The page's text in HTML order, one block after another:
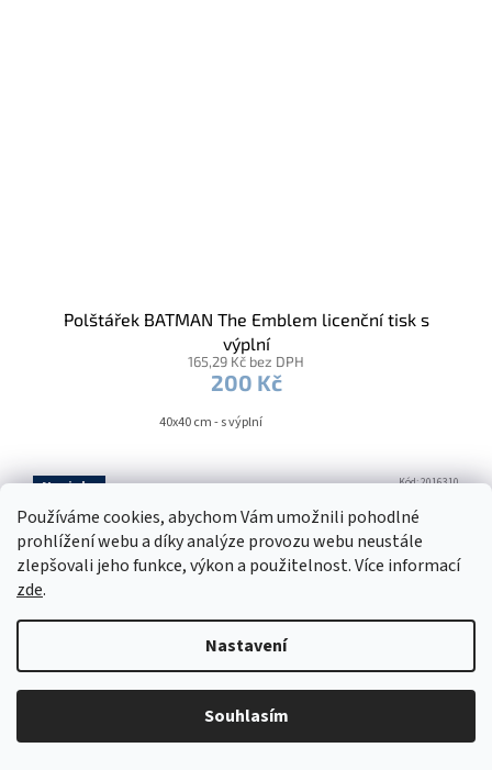
Používáme cookies, abychom Vám umožnili pohodlné
prohlížení webu a díky analýze provozu webu neustále
zlepšovali jeho funkce, výkon a použitelnost. Více informací
zde.
Nastavení
Souhlasím
Polštářek BATMAN The Emblem licenční tisk s
výplní
165,29 Kč bez DPH
200 Kč
40x40 cm - s výplní
Novinka Kód:2016310